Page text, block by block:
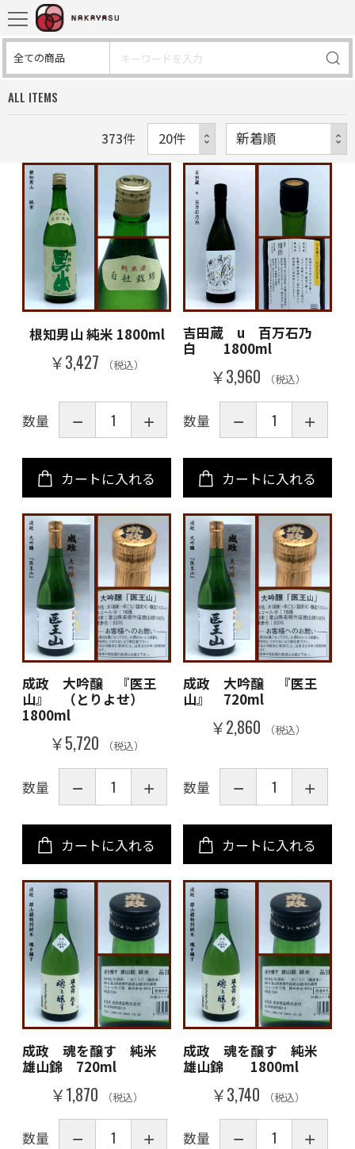
ALL ITEMS
373件
根知男山 純米 1800ml
￥3,427 （税込）
数量
カートに入れる
吉田蔵 u 百万石乃
白 1800ml
￥3,960 （税込）
数量
カートに入れる
成政 大吟醸 『医王
山』 （とりよせ）
1800ml
￥5,720 （税込）
数量
カートに入れる
成政 大吟醸 『医王
山』 720ml
￥2,860 （税込）
数量
カートに入れる
成政 魂を醸す 純米
雄山錦 720ml
￥1,870 （税込）
数量
成政 魂を醸す 純米
雄山錦 1800ml
￥3,740 （税込）
数量